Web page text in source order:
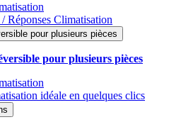
Réponses Climatisation
pour plusieurs pièces
pour plusieurs pièces
idéale en quelques clics